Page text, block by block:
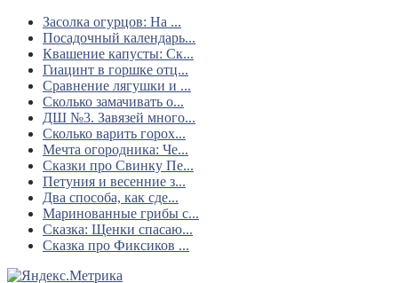
Засолка огурцов: На ...
Посадочный календарь...
Квашение капусты: Ск...
Гиацинт в горшке отц...
Сравнение лягушки и ...
Сколько замачивать о...
ДШ №3. Завязей много...
Сколько варить горох...
Мечта огородника: Че...
Сказки про Свинку Пе...
Петуния и весенние з...
Два способа, как сде...
Маринованные грибы с...
Сказка: Щенки спасаю...
Сказка про Фиксиков ...